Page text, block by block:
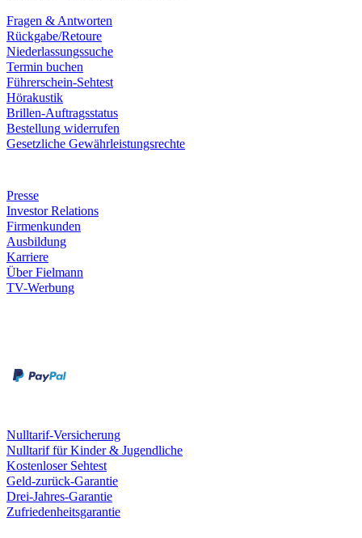
Fragen & Antworten
Rückgabe/Retoure
Niederlassungssuche
Termin buchen
Führerschein-Sehtest
Hörakustik
Brillen-Auftragsstatus
Bestellung widerrufen
Gesetzliche Gewährleistungsrechte
Presse
Investor Relations
Firmenkunden
Ausbildung
Karriere
Über Fielmann
TV-Werbung
Nulltarif-Versicherung
Nulltarif für Kinder & Jugendliche
Kostenloser Sehtest
Geld-zurück-Garantie
Drei-Jahres-Garantie
Zufriedenheitsgarantie